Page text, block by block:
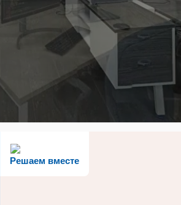
Решаем вместе